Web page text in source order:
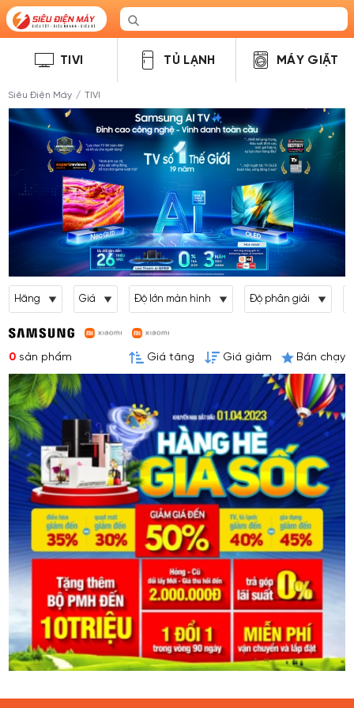
TIVI TỦ LẠNH MÁY GIẶT
Siêu Điện Máy / TIVI
Hãng Giá Độ lớn màn hình Độ phân giải
0 sản phẩm Giá tăng Giá giảm Bán chạy